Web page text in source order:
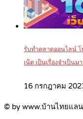
รับทำตลาดออนไลน์
เน็ต เป็นเรื่องจำเป็น
16 กรกฎาคม
© by www.บ้านไทยแล